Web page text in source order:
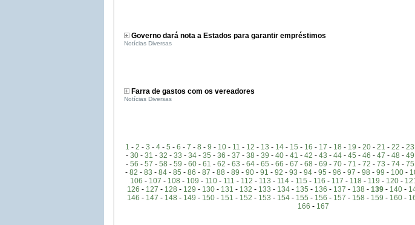
Governo dará nota a Estados para garantir empréstimos
Notícias Diversas
Farra de gastos com os vereadores
Notícias Diversas
1 - 2 - 3 - 4 - 5 - 6 - 7 - 8 - 9 - 10 - 11 - 12 - 13 - 14 - 15 - 16 - 17 - 18 - 19 - 20 - 21 - 22 - 23
- 30- 31 - 32 - 33 - 34- 35 - 36 - 37 - 38 - 39 - 40- 41 - 42 - 43 - 44- 45 - 46 - 47 - 48 - 49
- 56 - 57 - 58 - 59 - 60- 61 - 62 - 63 - 64- 65 - 66 - 67 - 68 - 69 - 70- 71 - 72 - 73 - 74- 75
- 82 - 83 - 84 - 85 - 86 - 87 - 88 - 89 - 90 - 91 - 92 - 93 - 94 - 95 - 96 - 97 - 98 - 99 - 100 -
106 - 107 - 108 - 109 - 110 - 111 - 112 - 113 - 114 - 115 - 116 - 117 - 118 - 119 - 120 -
126 - 127 - 128 - 129 - 130- 131 - 132 - 133 - 134- 135 - 136 - 137 - 138 - 139- 140-
146 - 147 - 148 - 149 - 150- 151 - 152 - 153 - 154- 155 - 156 - 157 - 158 - 159 - 160-
166 - 167